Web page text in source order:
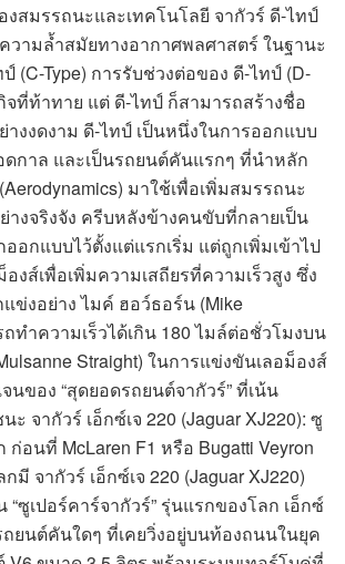
สมรรถนะและเทคโนโลยี จากัวร์ ดี-ไทป์
ความล้ำสมัยทางอากาศพลศาสตร์ ในฐานะ
(C-Type) การรับช่วงต่อของ ดี-ไทป์ (D-
จที่ท้าทาย แต่ ดี-ไทป์ ก็สามารถสร้างชื่อ
างงดงาม ดี-ไทป์ เป็นหนึ่งในการออกแบบ
กาล และเป็นรถยนต์คันแรกๆ ที่นำหลัก
มาใช้เพื่อเพิ่มสมรรถนะ
างจริงจัง ครีบหลังข้างคนขับที่กลายเป็น
อกแบบไว้ตั้งแต่แรกเริ่ม แต่ถูกเพิ่มเข้าไป
งส์เพื่อเพิ่มความเสถียรที่ความเร็วสูง ซึ่ง
ข่งอย่าง ไมค์ ฮอว์ธอร์น (Mike
ถทำความเร็วได้เกิน 180 ไมล์ต่อชั่วโมงบน
Straight) ในการแข่งขันเลอม็องส์
นของ “สุดยอดรถยนต์จากัวร์” ที่เน้น
จากัวร์ เอ็กซ์เจ 220 (Jaguar XJ220): ซู
ก่อนที่ McLaren F1 หรือ Bugatti Veyron
มี จากัวร์ เอ็กซ์เจ 220 (Jaguar XJ220)
“ซูเปอร์คาร์จากัวร์” รุ่นแรกของโลก เอ็กซ์
ถยนต์คันใดๆ ที่เคยวิ่งอยู่บนท้องถนนในยุค